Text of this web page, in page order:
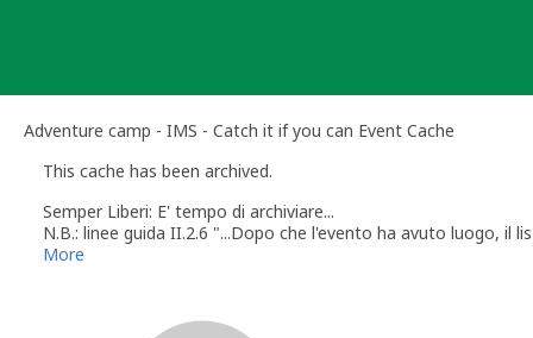
Adventure camp - IMS - Catch it if you can Event Cache
This cache has been archived.
Semper Liberi: E' tempo di archiviare...
N.B.: linee guida II.2.6 "...Dopo che l'evento ha avuto luogo, il
Cordialmente,
More